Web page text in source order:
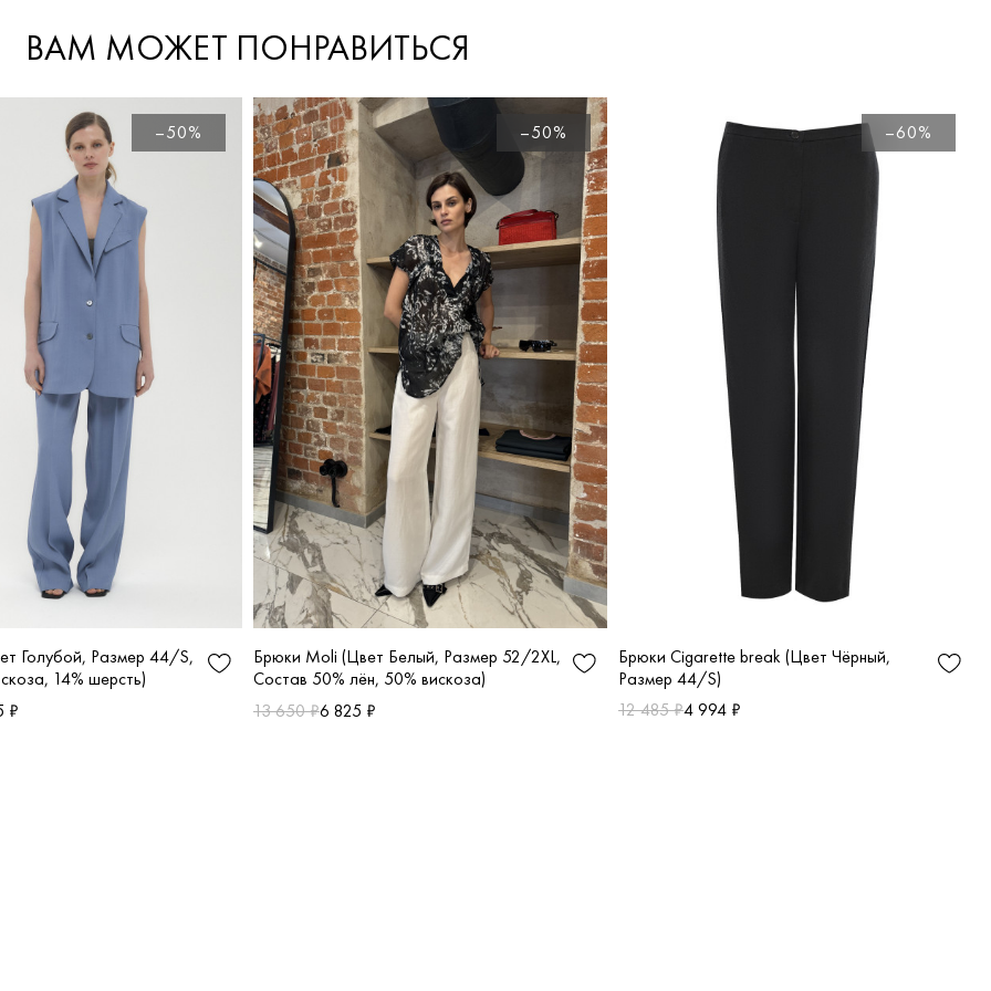
ВАМ МОЖЕТ ПОНРАВИТЬСЯ
–50%
Голубой, Размер 44/S,
14% шерсть)
₽
–50%
Брюки Moli (Цвет Белый, Размер 52/2XL,
Состав 50% лён, 50% вискоза)
13 650 ₽6 825 ₽
–60%
Брюки Cigarette break (Цвет Чёрный,
Размер 44/S)
12 485 ₽4 994 ₽